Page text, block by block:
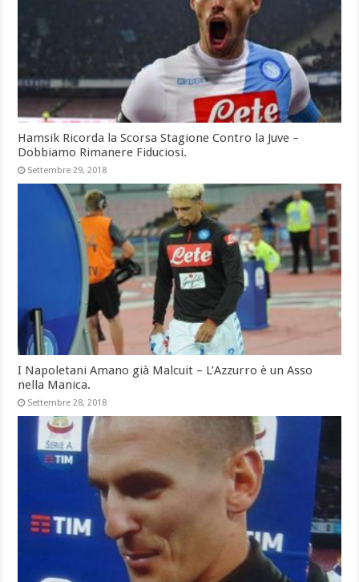
Hamsik Ricorda la Scorsa Stagione Contro la Juve –
Dobbiamo Rimanere Fiduciosi.
Settembre 29, 2018
I Napoletani Amano già Malcuit – L’Azzurro è un Asso
nella Manica.
Settembre 28, 2018